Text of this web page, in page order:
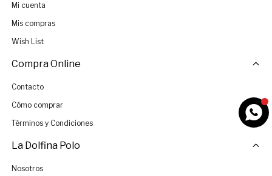
Mi cuenta
Mis compras
Wish List
Compra Online
Contacto
Cómo comprar
Términos y Condiciones
La Dolfina Polo
Nosotros